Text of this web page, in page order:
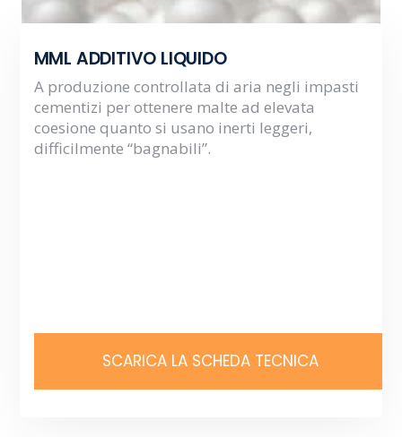
MML ADDITIVO LIQUIDO
A produzione controllata di aria negli impasti
cementizi per ottenere malte ad elevata
coesione quanto si usano inerti leggeri,
difficilmente “bagnabili”.
SCARICA LA SCHEDA TECNICA